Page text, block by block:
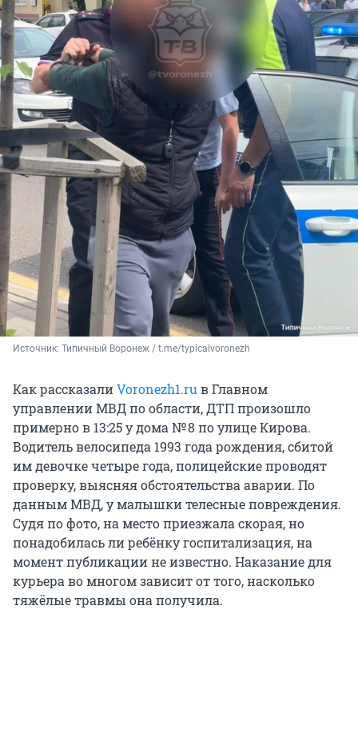
Источник: Типичный Воронеж / t.me/typicalvoronezh
Как рассказалиVoronezh1.ru в Главном
управлении МВД по области, ДТП произошло
примерно в 13:25 у дома № 8 по улице Кирова.
Водитель велосипеда 1993 года рождения, сбитой
им девочке четыре года, полицейские проводят
проверку, выясняя обстоятельства аварии. По
данным МВД, у малышки телесные повреждения.
Судя по фото, на место приезжала скорая, но
понадобилась ли ребёнку госпитализация, на
момент публикации не известно. Наказание для
курьера во многом зависит от того, насколько
тяжёлые травмы она получила.